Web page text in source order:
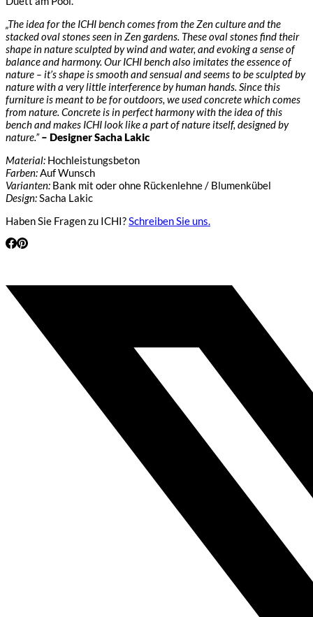
„The idea for the ICHI bench comes from the Zen culture and the
stacked oval stones seen in Zen gardens. These oval stones find their
shape in nature sculpted by wind and water, and evoking a sense of
balance and harmony. Our ICHI bench also imitates the essence of
nature – it’s shape is smooth and sensual and seems to be sculpted by
nature with a very little interference by human hands. Since this
furniture is meant to be for outdoors, we used concrete which comes
from nature. Concrete is in perfect harmony with the idea of this
bench and makes ICHI look like a part of nature itself, designed by
nature.” – Designer Sacha Lakic
Material: Hochleistungsbeton
Farben:Auf Wunsch
Varianten: Bank mit oder ohne Rückenlehne / Blumenkübel
Design:Sacha Lakic
Haben Sie Fragen zu ICHI?Schreiben Sie uns.